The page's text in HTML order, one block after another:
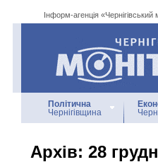
Інформ-агенція «Чернігівський
Інформ-агенція
«Чернігівський
Політична
Чернігівщина
Архiв: 28